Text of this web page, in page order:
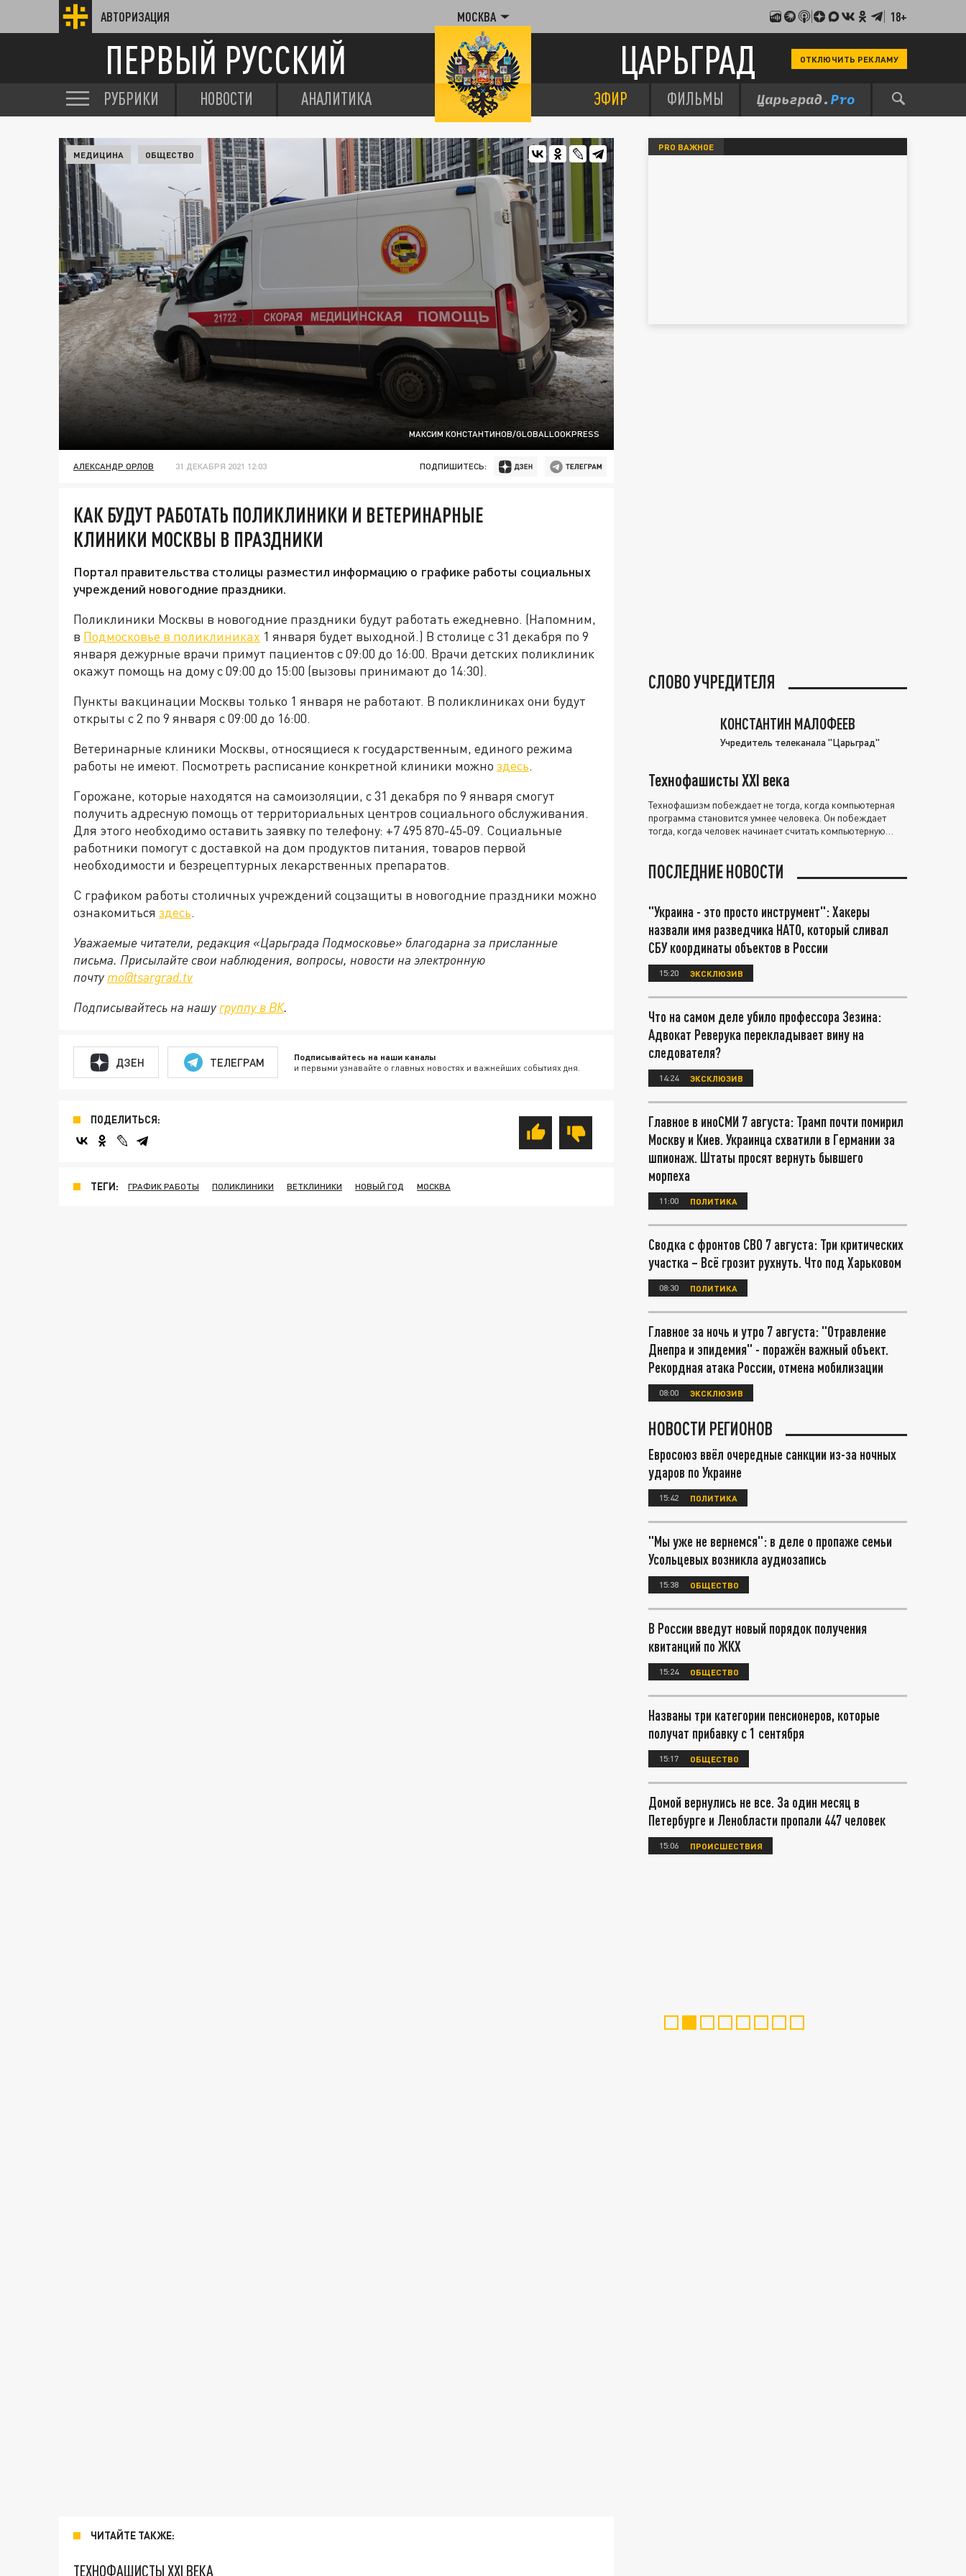
АВТОРИЗАЦИЯ МОСКВА 18+
ПЕРВЫЙ РУССКИЙ ЦАРЬГРАД ОТКЛЮЧИТЬ РЕКЛАМУ
РУБРИКИ НОВОСТИ АНАЛИТИКА ЭФИР ФИЛЬМЫ
МАКСИМ КОНСТАНТИНОВ/GLOBALLOOKPRESS
МЕДИЦИНА ОБЩЕСТВО
АЛЕКСАНДР ОРЛОВ 31 ДЕКАБРЯ 2021 12:03 ПОДПИШИТЕСЬ:
КАК БУДУТ РАБОТАТЬ ПОЛИКЛИНИКИ И ВЕТЕРИНАРНЫЕ
КЛИНИКИ МОСКВЫ В ПРАЗДНИКИ
Портал правительства столицы разместил информацию о графике работы социальных
учреждений новогодние праздники.
Поликлиники Москвы в новогодние праздники будут работать ежедневно. (Напомним,
в Подмосковье в поликлиниках 1 января будет выходной.) В столице с 31 декабря по 9
января дежурные врачи примут пациентов с 09:00 до 16:00. Врачи детских поликлиник
окажут помощь на дому с 09:00 до 15:00 (вызовы принимают до 14:30).
Пункты вакцинации Москвы только 1 января не работают. В поликлиниках они будут
открыты с 2 по 9 января с 09:00 до 16:00.
Ветеринарные клиники Москвы, относящиеся к государственным, единого режима
работы не имеют. Посмотреть расписание конкретной клиники можно здесь.
Горожане, которые находятся на самоизоляции, с 31 декабря по 9 января смогут
получить адресную помощь от территориальных центров социального обслуживания.
Для этого необходимо оставить заявку по телефону: +7 495 870-45-09. Социальные
работники помогут с доставкой на дом продуктов питания, товаров первой
необходимости и безрецептурных лекарственных препаратов.
С графиком работы столичных учреждений соцзащиты в новогодние праздники можно
ознакомиться здесь.
Уважаемые читатели, редакция «Царьграда Подмосковье» благодарна за присланные
письма. Присылайте свои наблюдения, вопросы, новости на электронную
почту mo@tsargrad.tv
Подписывайтесь на нашу группу в ВК.
ДЗЕН ТЕЛЕГРАМ Подписывайтесь на наши каналы
и первыми узнавайте о главных новостях и важнейших событиях дня.
ПОДЕЛИТЬСЯ:
ТЕГИ: ГРАФИК РАБОТЫ ПОЛИКЛИНИКИ ВЕТКЛИНИКИ НОВЫЙ ГОД МОСКВА
ЧИТАЙТЕ ТАКЖЕ:
ТЕХНОФАШИСТЫ XXI ВЕКА
PRO ВАЖНОЕ
СЛОВО УЧРЕДИТЕЛЯ
КОНСТАНТИН МАЛОФЕЕВ
Учредитель телеканала "Царьград"
Технофашисты XXI века
Технофашизм побеждает не тогда, когда компьютерная
программа становится умнее человека. Он побеждает
тогда, когда человек начинает считать компьютерную
ПОСЛЕДНИЕ НОВОСТИ
"Украина - это просто инструмент": Хакеры
назвали имя разведчика НАТО, который сливал
СБУ координаты объектов в России
15:20 ЭКСКЛЮЗИВ
Что на самом деле убило профессора Зезина:
Адвокат Реверука перекладывает вину на
следователя?
14:24 ЭКСКЛЮЗИВ
Главное в иноСМИ 7 августа: Трамп почти помирил
Москву и Киев. Украинца схватили в Германии за
шпионаж. Штаты просят вернуть бывшего
морпеха
11:00 ПОЛИТИКА
Сводка с фронтов СВО 7 августа: Три критических
участка – Всё грозит рухнуть. Что под Харьковом
08:30 ПОЛИТИКА
Главное за ночь и утро 7 августа: "Отравление
Днепра и эпидемия" - поражён важный объект.
Рекордная атака России, отмена мобилизации
08:00 ЭКСКЛЮЗИВ
НОВОСТИ РЕГИОНОВ
Евросоюз ввёл очередные санкции из-за ночных
ударов по Украине
15:42 ПОЛИТИКА
"Мы уже не вернемся": в деле о пропаже семьи
Усольцевых возникла аудиозапись
15:38 ОБЩЕСТВО
В России введут новый порядок получения
квитанций по ЖКХ
15:24 ОБЩЕСТВО
Названы три категории пенсионеров, которые
получат прибавку с 1 сентября
15:17 ОБЩЕСТВО
Домой вернулись не все. За один месяц в
Петербурге и Ленобласти пропали 447 человек
15:06 ПРОИСШЕСТВИЯ